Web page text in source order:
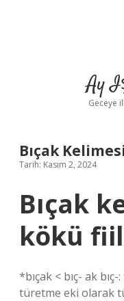
Ay
Geceye
Bıçak
Tarih: Kasım 2, 2024
Bıçak
kökü
*bıçak < bıç- ak
türetme eki olarak